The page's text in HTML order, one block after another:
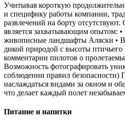
Учитывая короткую
и специфику работы компании,
развлечений на борту
является захватывающим опытом:
живописные ландшафты Аляски •
дикой природой с высоты
комментарии пилотов о
Возможность фотографировать
соблюдении правил безопасности)
наслаждаться видами за окном и
что делает каждый полет
Питание и напитки